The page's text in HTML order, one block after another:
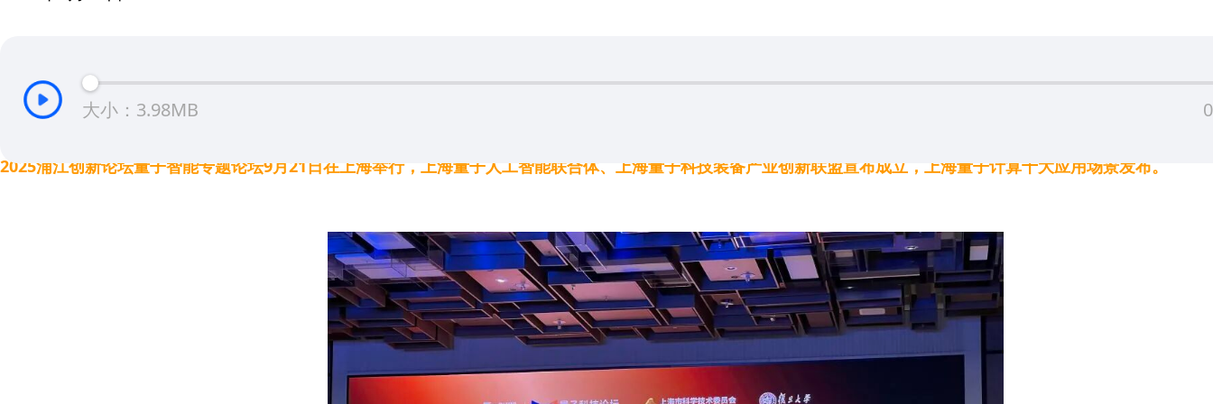
大小：3.98MB
2025浦江创新论坛量子智能专题论坛9月21日在上海举行，上海量子人工智能联合体、上海量子科技装备产业创新联盟宣布成立，上海量子计算十大应用场景发布。